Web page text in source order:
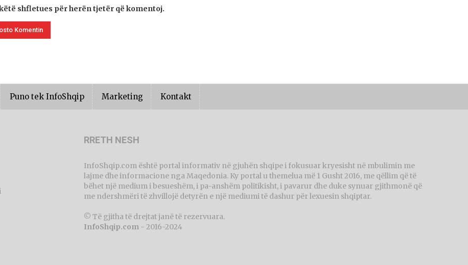
shfletues për herën tjetër që komentoj.
Puno tek InfoShqip Marketing Kontakt
RRETH NESH
InfoShqip.com është portal informativ në gjuhën shqipe i fokusuar kryesisht në mbulimin me
lajme dhe informacione nga Maqedonia. Ky portal u themelua më 1 Gusht 2016, me qëllim që të
bëhet një medium i besueshëm, i pa-anshëm politikisht, i pavarur dhe duke synuar gjithmonë që
me ndershmëri të zhvillojë detyrën e një mediumi të dashur për lexuesin shqiptar.
© Të gjitha të drejtat janë të rezervuara.
InfoShqip.com - 2016-2024